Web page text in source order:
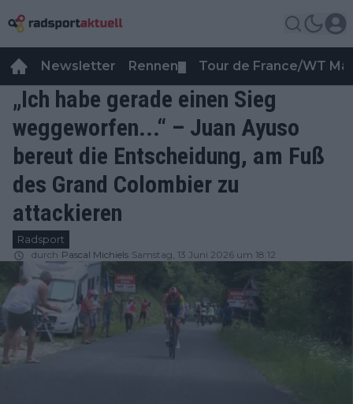
Newsletter Rennen Tour de France/WT
„Ich habe gerade einen Sieg
weggeworfen...“ – Juan Ayuso
bereut die Entscheidung, am Fuß
des Grand Colombier zu
attackieren
Radsport
durch Pascal Michiels Samstag, 13 Juni 2026 um 18:12